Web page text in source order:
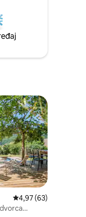
Prosječna ocjena:
4,97 (63)